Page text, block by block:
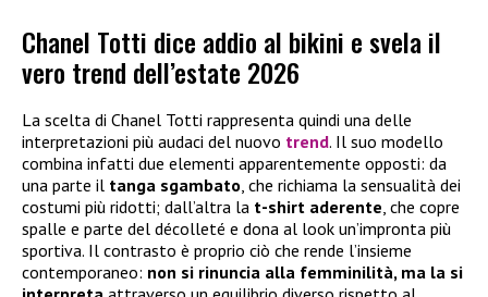
Chanel Totti dice addio al bikini e svela il
vero trend dell’estate 2026
La scelta di Chanel Totti rappresenta quindi una delle
interpretazioni più audaci del nuovo trend. Il suo modello
combina infatti due elementi apparentemente opposti: da
una parte il tanga sgambato, che richiama la sensualità dei
costumi più ridotti; dall’altra la t-shirt aderente, che copre
spalle e parte del décolleté e dona al look un’impronta più
sportiva. Il contrasto è proprio ciò che rende l’insieme
contemporaneo: non si rinuncia alla femminilità, ma la si